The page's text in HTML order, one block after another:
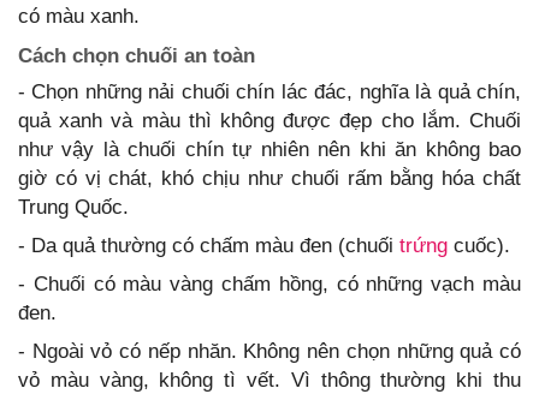
có màu xanh.
Cách chọn chuối an toàn
- Chọn những nải chuối chín lác đác, nghĩa là quả chín,
quả xanh và màu thì không được đẹp cho lắm. Chuối
như vậy là chuối chín tự nhiên nên khi ăn không bao
giờ có vị chát, khó chịu như chuối rấm bằng hóa chất
Trung Quốc.
- Da quả thường có chấm màu đen (chuối trứng cuốc).
- Chuối có màu vàng chấm hồng, có những vạch màu
đen.
- Ngoài vỏ có nếp nhăn. Không nên chọn những quả có
vỏ màu vàng, không tì vết. Vì thông thường khi thu